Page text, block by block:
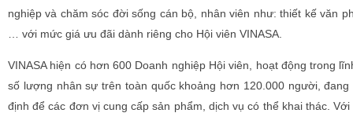
nghiệp và chăm sóc đời sống cán bộ, nhân viên như: thiết kế văn
… với mức giá ưu đãi dành riêng cho Hội viên VINASA.
VINASA hiện có hơn 600 Doanh nghiệp Hội viên, hoạt động trong
số lượng nhân sự trên toàn quốc khoảng hơn 120.000 người,
định để các đơn vị cung cấp sản phẩm, dịch vụ có thể khai thác.